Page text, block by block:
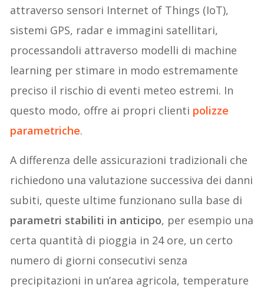
attraverso sensori Internet of Things (IoT),
sistemi GPS, radar e immagini satellitari,
processandoli attraverso modelli di machine
learning per stimare in modo estremamente
preciso il rischio di eventi meteo estremi. In
questo modo, offre ai propri clienti polizze
parametriche.
A differenza delle assicurazioni tradizionali che
richiedono una valutazione successiva dei danni
subiti, queste ultime funzionano sulla base di
parametri stabiliti in anticipo, per esempio una
certa quantità di pioggia in 24 ore, un certo
numero di giorni consecutivi senza
precipitazioni in un’area agricola, temperature